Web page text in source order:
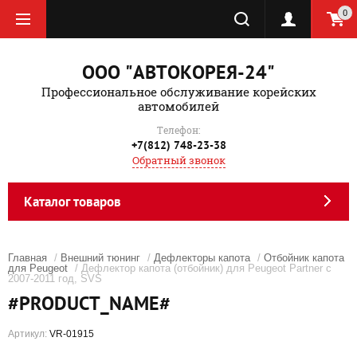
0
ООО "АВТОКОРЕЯ-24"
Профессиональное обслуживание корейских
автомобилей
Телефон:
+7(812) 748-23-38
Обратный звонок
Каталог товаров
Главная / Внешний тюнинг / Дефлекторы капота / Отбойник капота
для Peugeot / Дефлектор капота (отбойник) для Peugeot Partner с
2007-2011 год, SVS
#PRODUCT_NAME#
Артикул: VR-01915